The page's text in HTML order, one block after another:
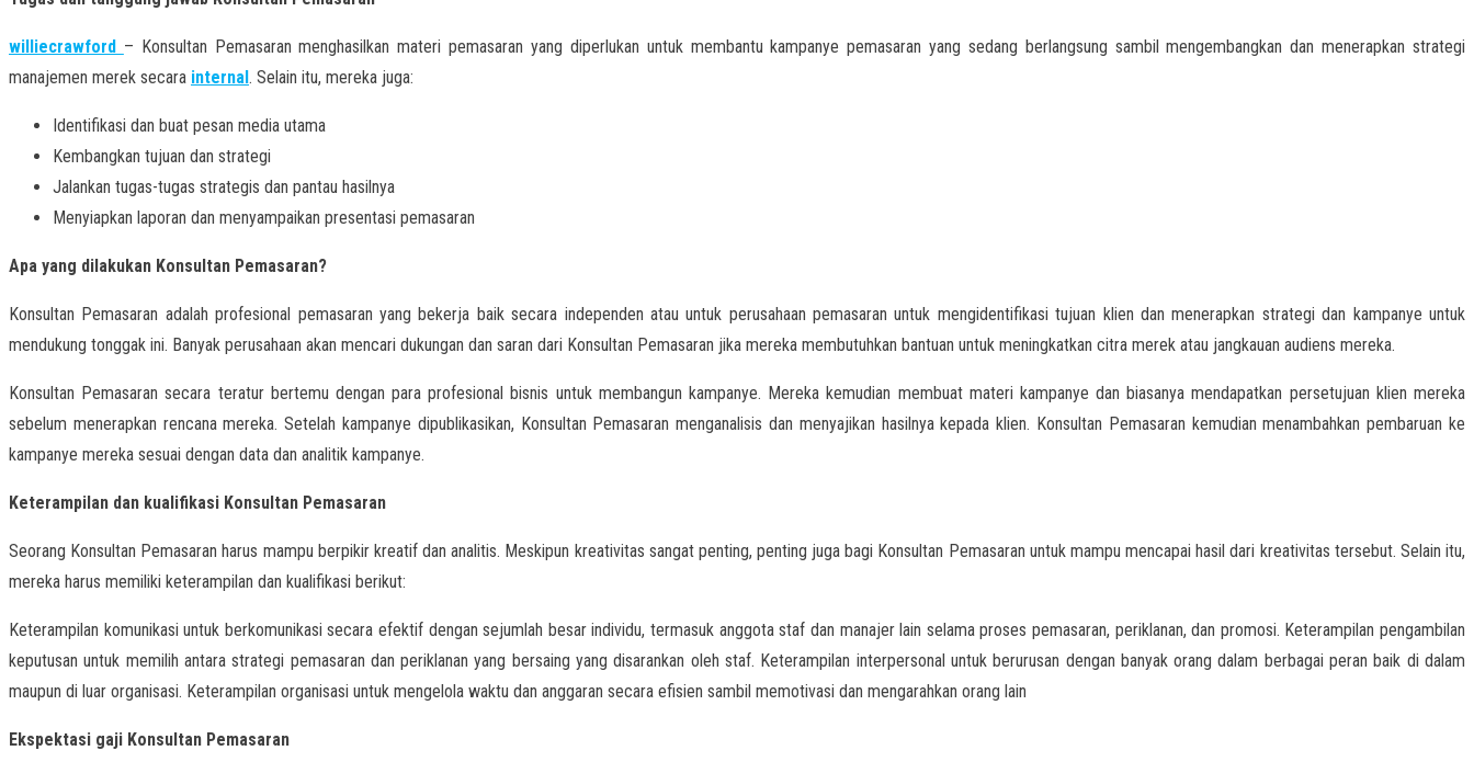
williecrawford – Konsultan Pemasaran menghasilkan materi pemasaran yang diperlukan untuk membantu kampanye pemasaran yang sedang berlangsung sambil mengembangkan dan menerapkan strategi
manajemen merek secara internal. Selain itu, mereka juga:
Identifikasi dan buat pesan media utama
Kembangkan tujuan dan strategi
Jalankan tugas-tugas strategis dan pantau hasilnya
Menyiapkan laporan dan menyampaikan presentasi pemasaran
Apa yang dilakukan Konsultan Pemasaran?
Konsultan Pemasaran adalah profesional pemasaran yang bekerja baik secara independen atau untuk perusahaan pemasaran untuk mengidentifikasi tujuan klien dan menerapkan strategi dan kampanye untuk
mendukung tonggak ini. Banyak perusahaan akan mencari dukungan dan saran dari Konsultan Pemasaran jika mereka membutuhkan bantuan untuk meningkatkan citra merek atau jangkauan audiens mereka.
Konsultan Pemasaran secara teratur bertemu dengan para profesional bisnis untuk membangun kampanye. Mereka kemudian membuat materi kampanye dan biasanya mendapatkan persetujuan klien mereka
sebelum menerapkan rencana mereka. Setelah kampanye dipublikasikan, Konsultan Pemasaran menganalisis dan menyajikan hasilnya kepada klien. Konsultan Pemasaran kemudian menambahkan pembaruan ke
kampanye mereka sesuai dengan data dan analitik kampanye.
Keterampilan dan kualifikasi Konsultan Pemasaran
Seorang Konsultan Pemasaran harus mampu berpikir kreatif dan analitis. Meskipun kreativitas sangat penting, penting juga bagi Konsultan Pemasaran untuk mampu mencapai hasil dari kreativitas tersebut. Selain itu,
mereka harus memiliki keterampilan dan kualifikasi berikut:
Keterampilan komunikasi untuk berkomunikasi secara efektif dengan sejumlah besar individu, termasuk anggota staf dan manajer lain selama proses pemasaran, periklanan, dan promosi. Keterampilan pengambilan
keputusan untuk memilih antara strategi pemasaran dan periklanan yang bersaing yang disarankan oleh staf. Keterampilan interpersonal untuk berurusan dengan banyak orang dalam berbagai peran baik di dalam
maupun di luar organisasi. Keterampilan organisasi untuk mengelola waktu dan anggaran secara efisien sambil memotivasi dan mengarahkan orang lain
Ekspektasi gaji Konsultan Pemasaran